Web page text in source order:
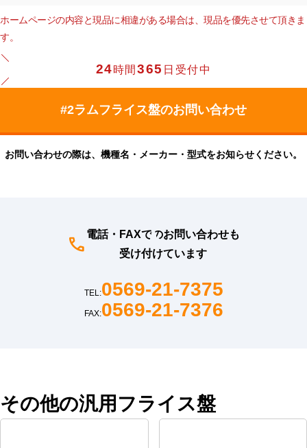
ホームページの内容と現品に相違がある場合は、現品を優先させて頂きま
す。
24時間365 日受付中
お問い合わせの際は、機種名・メーカー・型式をお知らせください。
電話・FAXでのお問い合わせも
受け付けています
TEL:0569-21-7375
FAX:0569-21-7376
その他の汎用フライス盤